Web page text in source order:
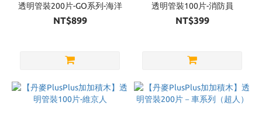
透明管裝200片-GO系列-海洋
NT$899
透明管裝100片-消防員
NT$399